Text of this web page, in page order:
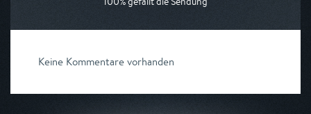
Keine Kommentare vorhanden